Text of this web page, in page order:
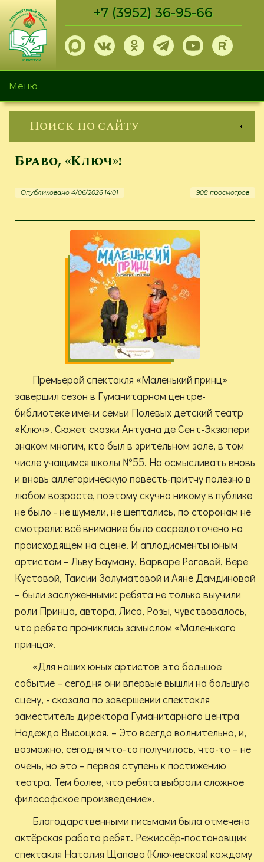
Перейти
основному
содержанию
+7 (3952) 36-95-66
Меню
Поиск по сайту
Браво, «Ключ»!
Опубликовано 4/06/2026 14:01 908 просмотров
Премьерой спектакля «Маленький принц»
завершил сезон в Гуманитарном центре-
библиотеке имени семьи Полевых детский театр
«Ключ». Сюжет сказки Антуана де Сент-Экзюпери
знаком многим, кто был в зрительном зале, в том
числе учащимся школы №55. Но осмысливать вновь
и вновь аллегорическую повесть-притчу полезно в
любом возрасте, поэтому скучно никому в публике
не было - не шумели, не шептались, по сторонам не
смотрели: всё внимание было сосредоточено на
происходящем на сцене. И аплодисменты юным
артистам – Льву Бауману, Варваре Роговой, Вере
Кустовой, Таисии Залуматовой и Аяне Дамдиновой
– были заслуженными: ребята не только выучили
роли Принца, автора, Лиса, Розы, чувствовалось,
что ребята прониклись замыслом «Маленького
принца».
«Для наших юных артистов это большое
событие – сегодня они впервые вышли на большую
сцену, - сказала по завершении спектакля
заместитель директора Гуманитарного центра
Надежда Высоцкая. – Это всегда волнительно, и,
возможно, сегодня что-то получилось, что-то – не
очень, но это – первая ступень к постижению
театра. Тем более, что ребята выбрали сложное
философское произведение».
Благодарственными письмами была отмечена
актёрская работа ребят. Режиссёр-постановщик
спектакля Наталия Щапова (Ключевская) каждому